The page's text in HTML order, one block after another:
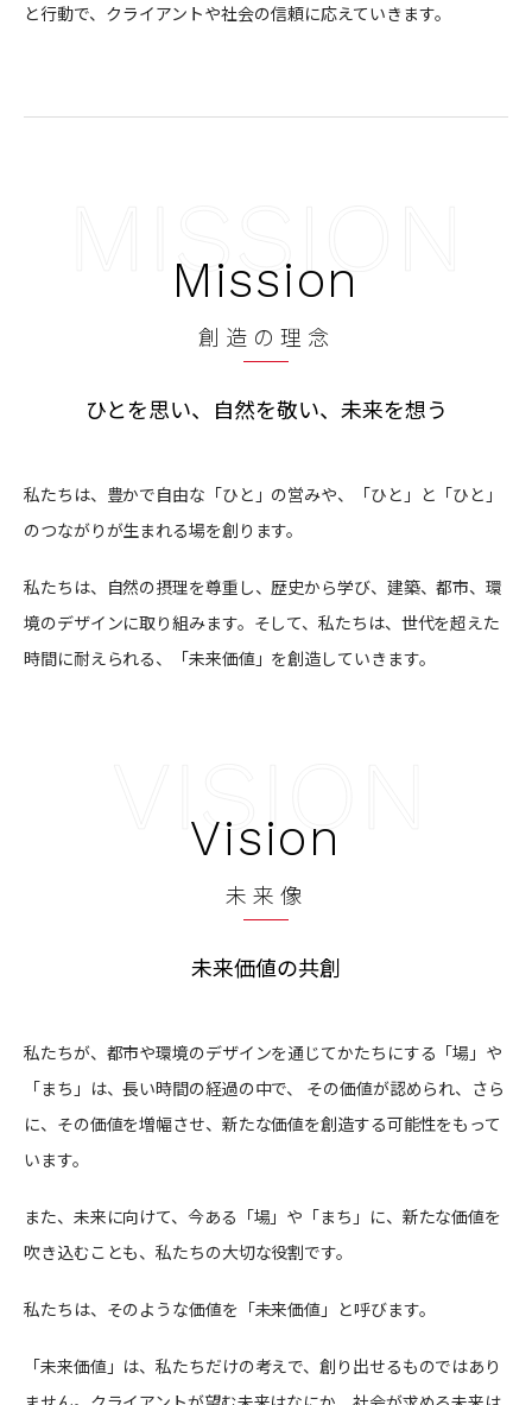
と行動で、クライアントや社会の信頼に応えていきます。
Mission
創造の理念
ひとを思い、自然を敬い、未来を想う
私たちは、豊かで自由な「ひと」の営みや、「ひと」と「ひと」
のつながりが生まれる場を創ります。
私たちは、自然の摂理を尊重し、歴史から学び、建築、都市、環
境のデザインに取り組みます。そして、私たちは、世代を超えた
時間に耐えられる、「未来価値」を創造していきます。
Vision
未来像
未来価値の共創
私たちが、都市や環境のデザインを通じてかたちにする「場」や
「まち」は、長い時間の経過の中で、 その価値が認められ、さら
に、その価値を増幅させ、新たな価値を創造する可能性をもって
います。
また、未来に向けて、今ある「場」や「まち」に、新たな価値を
吹き込むことも、私たちの大切な役割です。
私たちは、そのような価値を「未来価値」と呼びます。
「未来価値」は、私たちだけの考えで、創り出せるものではあり